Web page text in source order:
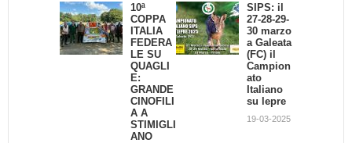
10ª
COPPA
ITALIA
FEDERA
LE SU
QUAGLI
E:
GRANDE
CINOFILI
A A
STIMIGLI
ANO
SIPS: il
27-28-29-
30 marzo
a Galeata
(FC) il
Campion
ato
Italiano
su lepre
19-03-2025